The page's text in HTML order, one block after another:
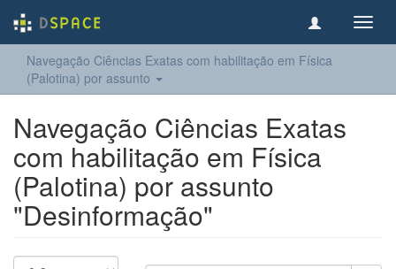
Navegação Ciências Exatas com habilitação em Física
(Palotina) por assunto
Navegação Ciências Exatas
com habilitação em Física
(Palotina) por assunto
"Desinformação"